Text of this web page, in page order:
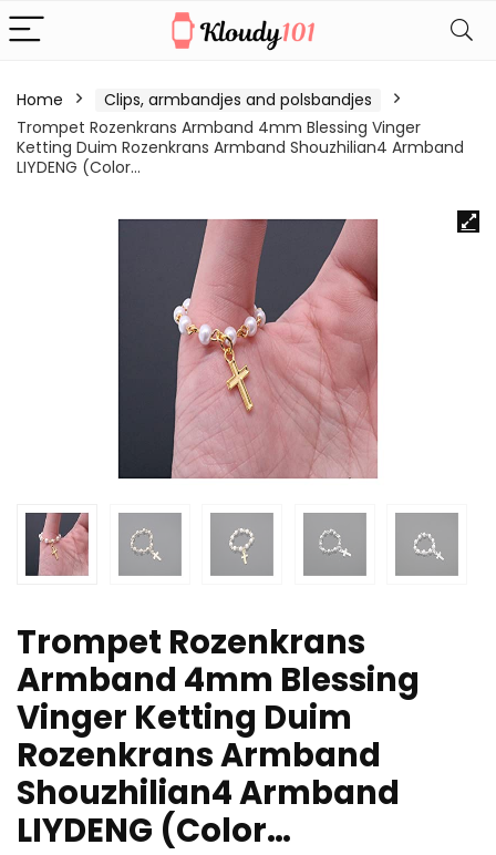
Home
Clips, armbandjes and polsbandjes
Trompet Rozenkrans Armband 4mm Blessing Vinger
Ketting Duim Rozenkrans Armband Shouzhilian4 Armband
LIYDENG (Color…
Trompet Rozenkrans
Armband 4mm Blessing
Vinger Ketting Duim
Rozenkrans Armband
Shouzhilian4 Armband
LIYDENG (Color…